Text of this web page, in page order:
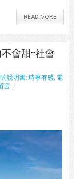
READ MORE
會甜~社會
說明書::時事有感 電
言